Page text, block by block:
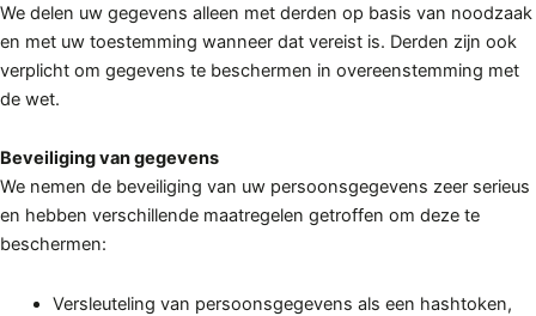
We delen uw gegevens alleen met derden op basis van noodzaak
en met uw toestemming wanneer dat vereist is. Derden zijn ook
verplicht om gegevens te beschermen in overeenstemming met
de wet.
Beveiliging van gegevens
We nemen de beveiliging van uw persoonsgegevens zeer serieus
en hebben verschillende maatregelen getroffen om deze te
beschermen:
Versleuteling van persoonsgegevens als een hashtoken,